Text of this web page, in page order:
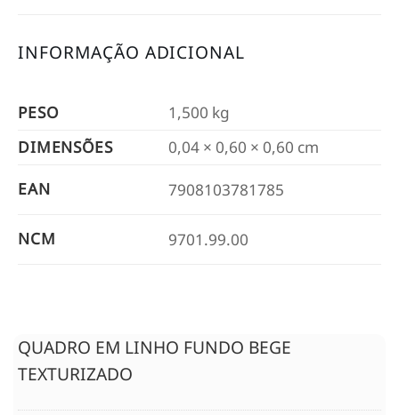
INFORMAÇÃO ADICIONAL
PESO
1,500 kg
DIMENSÕES
0,04 × 0,60 × 0,60 cm
EAN 7908103781785
NCM 9701.99.00
QUADRO EM LINHO FUNDO BEGE
TEXTURIZADO